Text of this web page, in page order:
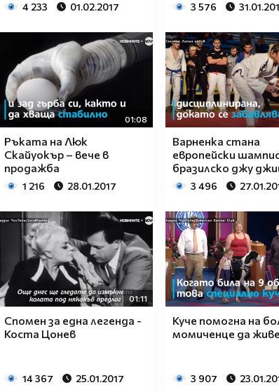
4 233 01.02.2017 3 576
01:08
Ръката на Люк
Скайуокър – вече в
продажба
1 216 28.01.2017
Варненка стана
европейски
бразилско джу
3 496
01:11
Спомен за една легенда -
Коста Цонев
14 367 25.01.2017
Куче помогна на
момиченце да
3 907